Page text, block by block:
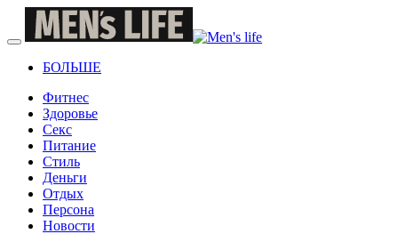
БОЛЬШЕ
Фитнес
Здоровье
Секс
Питание
Стиль
Деньги
Отдых
Персона
Новости